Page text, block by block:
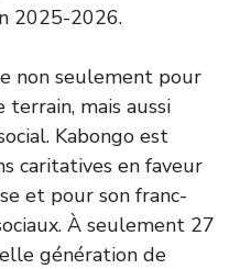
2025-2026.
non seulement pour
terrain, mais aussi
Kabongo est
caritatives en faveur
et pour son franc-
À seulement 27
génération de